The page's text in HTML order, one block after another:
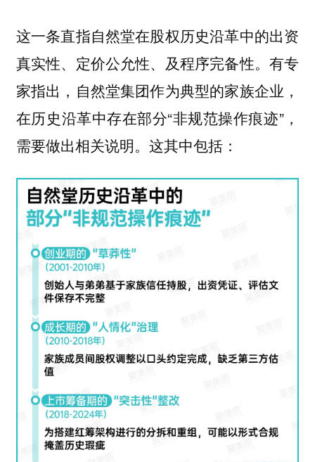
这一条直指自然堂在股权历史沿革中的出资
真实性、定价公允性、及程序完备性。有专
家指出，自然堂集团作为典型的家族企业，
在历史沿革中存在部分“非规范操作痕迹”，
需要做出相关说明。这其中包括：